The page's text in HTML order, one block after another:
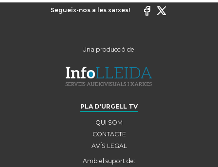
Segueix-nos a les xarxes!
Una producció de:
PLA D'URGELL TV
QUI SOM
CONTACTE
AVÍS LEGAL
Amb el suport de: